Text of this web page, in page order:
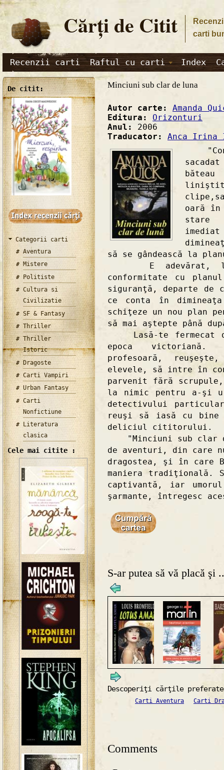
Cărţi de Citit
carti
Recenzii carti Raftul cu carti Index
De citit:
Categorii carti
Aventura
Mistere
Politiste
Cultura si
Civilizatie
SF & Fantasy
Thriller
Thriller
Istoric
Dragoste
Carti Vampiri
Urban Fantasy
Carti
Nonfictiune
Literatura
clasica
Cele mai citite :
Minciuni sub clar de luna
Autor carte: Amanda
Editura: Orizonturi
Anul: 2006
Traducator: Anca Irina
oară în
stare
să se gândească la
E adevărat,
conformitate cu
siguranţă, departe de
ce conta în
schiţeze un nou plan
să mai aştepte până
Lasă-te fermecat
epoca victoriană.
profesoară,
elevele, să intre în
parvenit fără
la nimic pentru a-şi
detectivului particular
reuşi să iasă cu
deliciul cititorului.
"Minciuni sub clar
de aventuri, din care
dragostea, şi în care
maniera tradiţională.
captivantă, iar
şarmante, întregesc
S-ar putea să vă placă şi
Descoperiţi cărţile
Carti Aventura Carti
Comments